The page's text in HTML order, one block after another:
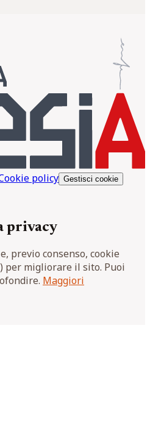
policy Gestisci cookie
privacy
previo consenso, cookie
per migliorare il sito. Puoi
Maggiori